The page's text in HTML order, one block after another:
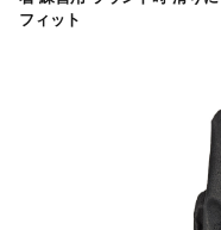
フィット